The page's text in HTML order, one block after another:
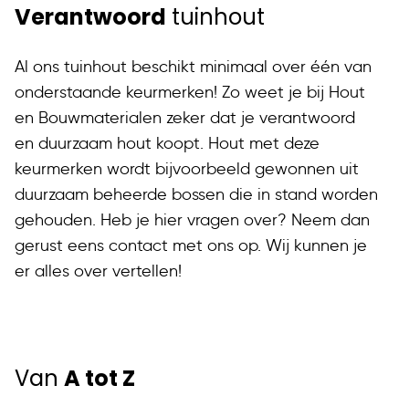
Verantwoord tuinhout
Al ons tuinhout beschikt minimaal over één van
onderstaande keurmerken! Zo weet je bij Hout
en Bouwmaterialen zeker dat je verantwoord
en duurzaam hout koopt. Hout met deze
keurmerken wordt bijvoorbeeld gewonnen uit
duurzaam beheerde bossen die in stand worden
gehouden. Heb je hier vragen over? Neem dan
gerust eens contact met ons op. Wij kunnen je
er alles over vertellen!
Van A tot Z